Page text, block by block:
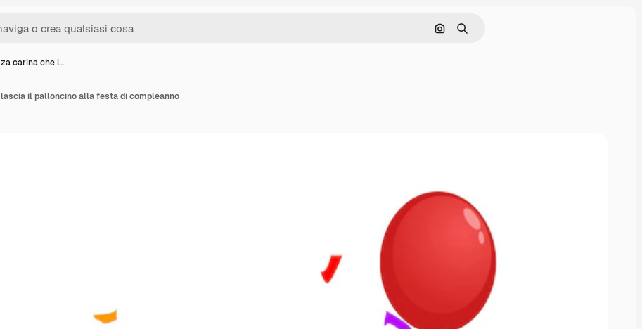
Cerca per immagine
Ricerca
carina che l…
il palloncino alla festa di compleanno